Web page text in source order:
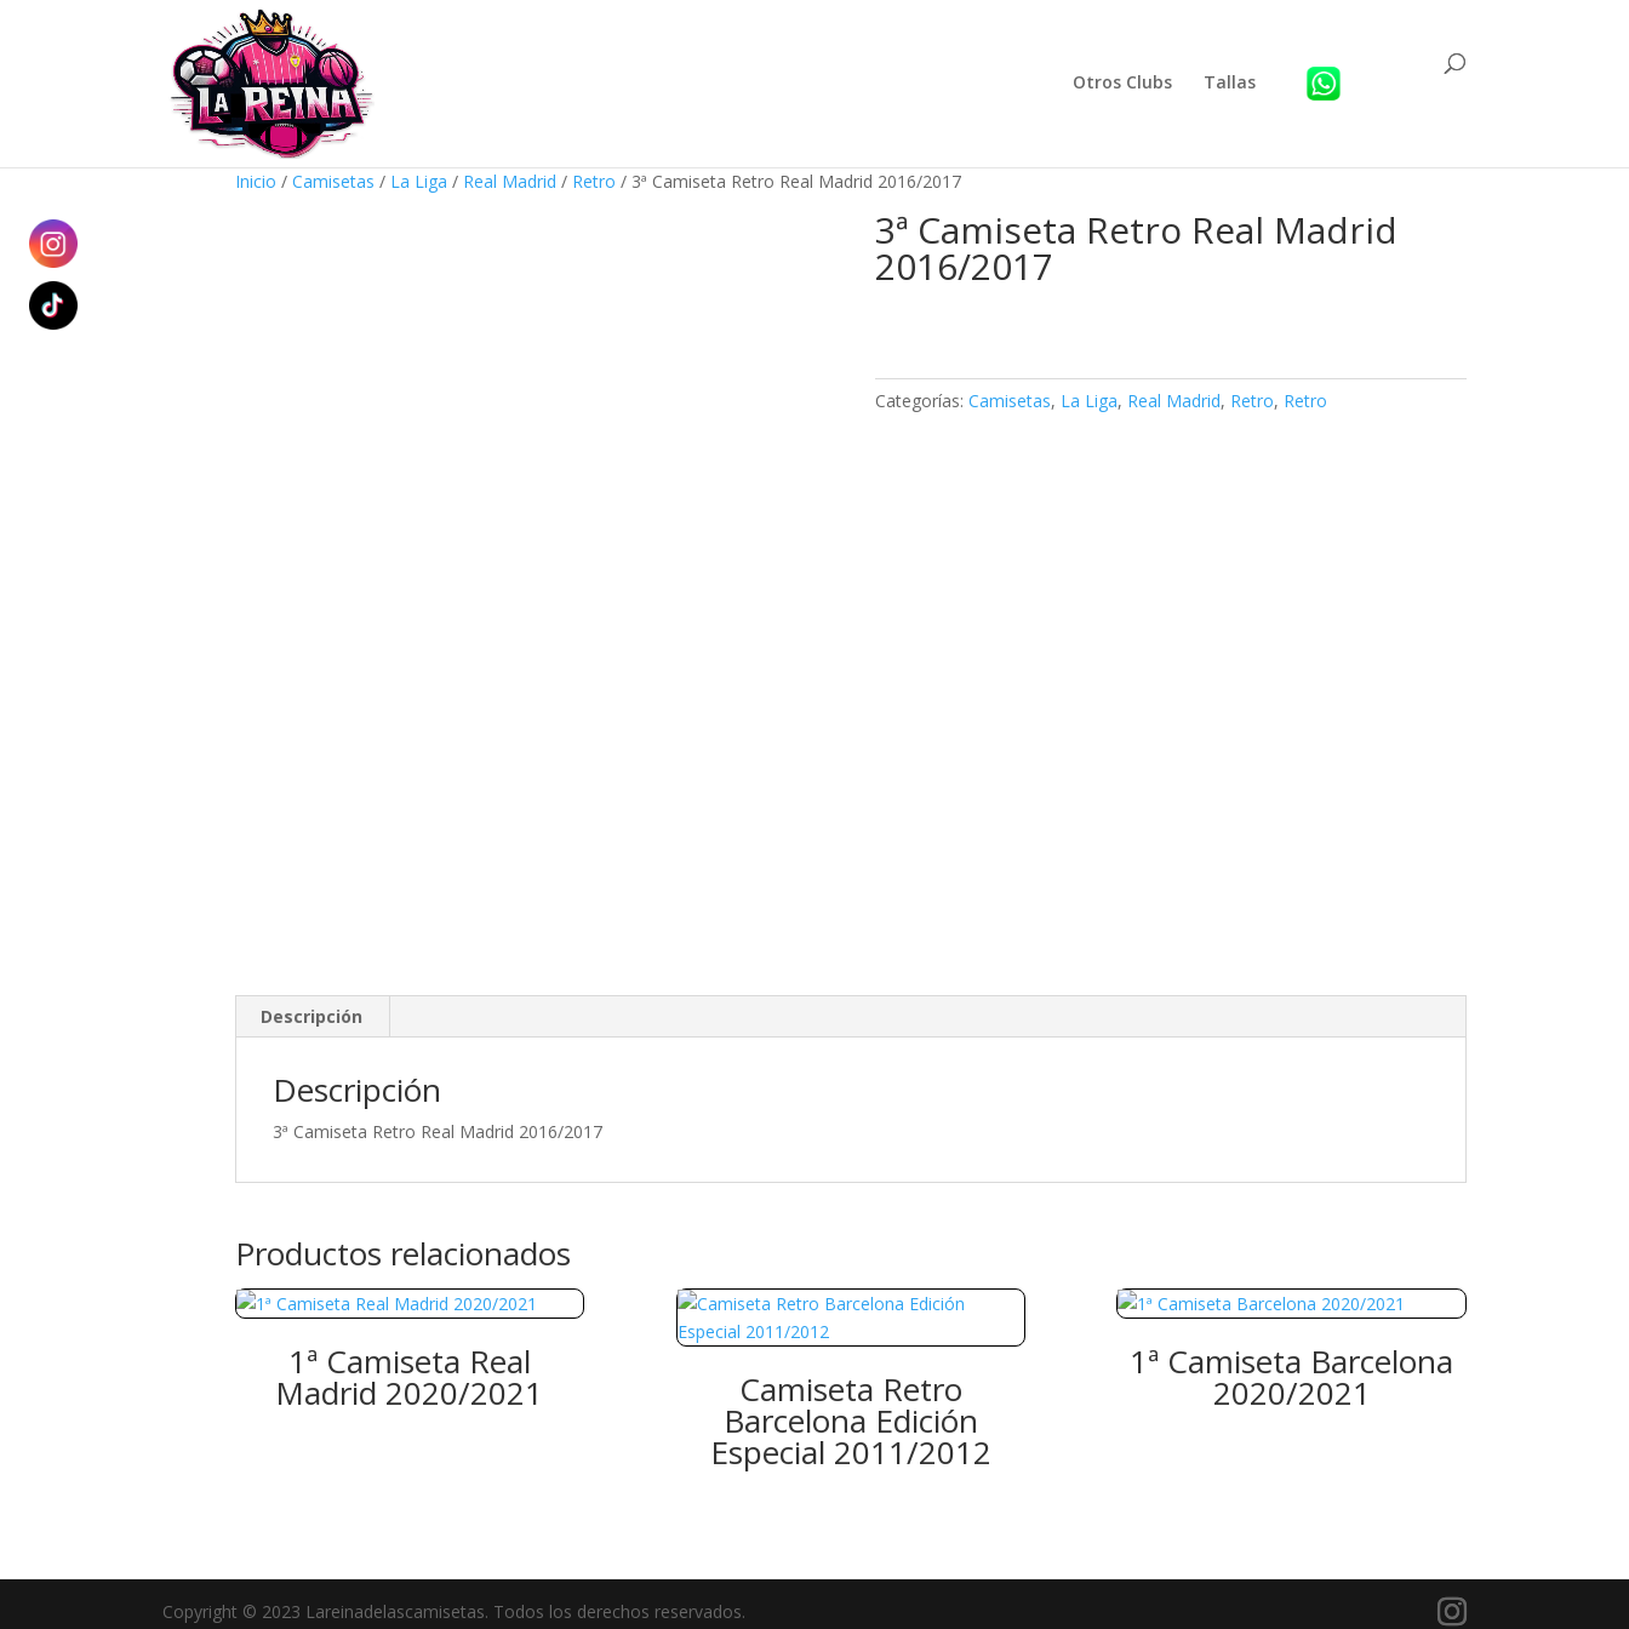
Otros Clubs Tallas
Inicio / Camisetas / La Liga / Real Madrid / Retro / 3ª Camiseta Retro Real Madrid 2016/2017
3ª Camiseta Retro Real Madrid
2016/2017
Categorías: Camisetas, La Liga, Real Madrid, Retro, Retro
Descripción
Descripción
3ª Camiseta Retro Real Madrid 2016/2017
Productos relacionados
1ª Camiseta Real
Madrid 2020/2021 Camiseta Retro
Barcelona Edición
Especial 2011/2012
1ª Camiseta Barcelona
2020/2021
Copyright © 2023 Lareinadelascamisetas. Todos los derechos reservados.